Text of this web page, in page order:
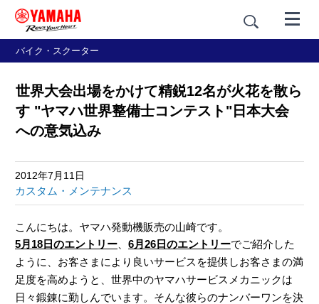
バイク・スクーター
世界大会出場をかけて精鋭12名が火花を散ら
す "ヤマハ世界整備士コンテスト"日本大会
への意気込み
2012年7月11日
カスタム・メンテナンス
こんにちは。ヤマハ発動機販売の山崎です。
5月18日のエントリー
6月26日のエントリーでご紹介した
ように、お客さまにより良いサービスを提供しお客さまの満
足度を高めようと、世界中のヤマハサービスメカニックは
日々鍛錬に勤しんでいます。そんな彼らのナンバーワンを決